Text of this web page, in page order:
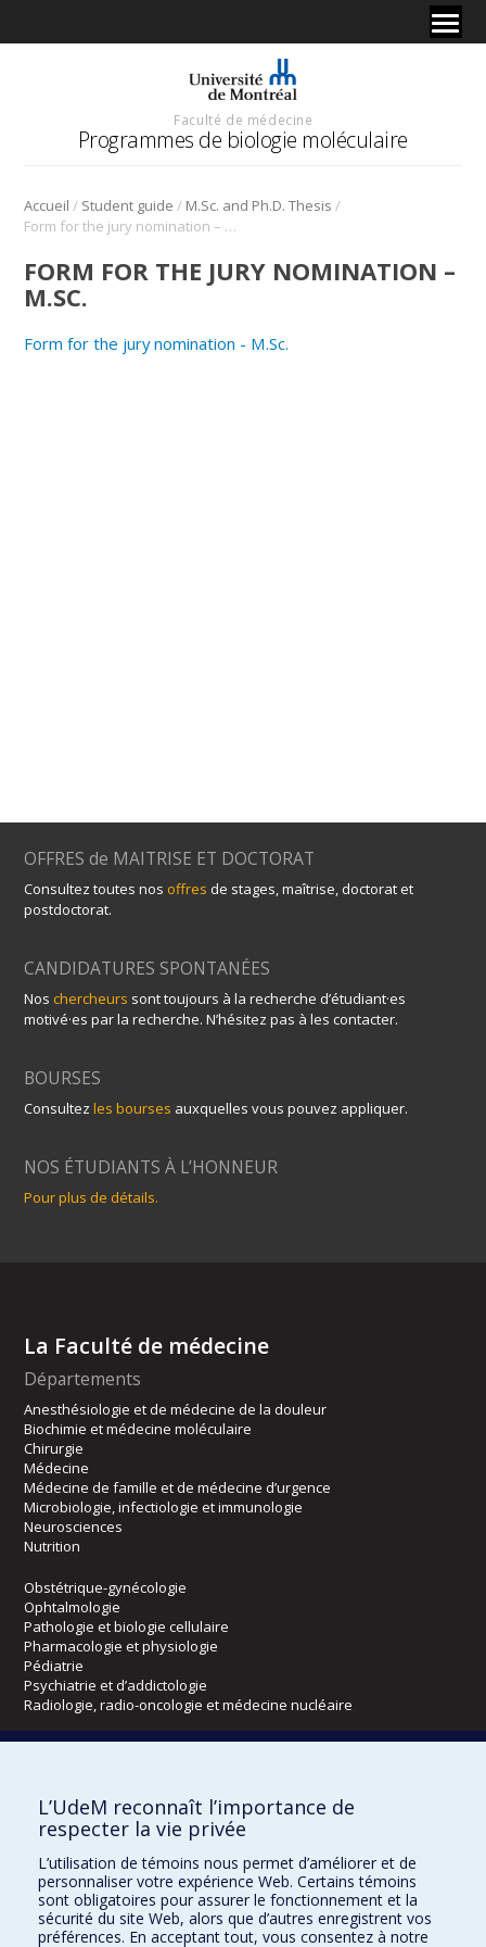
Faculté de médecine
Programmes de biologie moléculaire
Accueil / Student guide / M.Sc. and Ph.D. Thesis /
Form for the jury nomination – M.Sc.
FORM FOR THE JURY NOMINATION –
M.SC.
Form for the jury nomination - M.Sc.
OFFRES de MAITRISE ET DOCTORAT
Consultez toutes nos offres de stages, maîtrise, doctorat et
postdoctorat.
CANDIDATURES SPONTANÉES
Noschercheurs sont toujours à la recherche d’étudiant·es
motivé·es par la recherche. N’hésitez pas à les contacter.
BOURSES
Consultezles bourses auxquelles vous pouvez appliquer.
NOS ÉTUDIANTS À L’HONNEUR
Pour plus de détails.
La Faculté de médecine
Départements
Anesthésiologie et de médecine de la douleur
Biochimie et médecine moléculaire
Chirurgie
Médecine
Médecine de famille et de médecine d’urgence
Microbiologie, infectiologie et immunologie
Neurosciences
Nutrition
Obstétrique-gynécologie
Ophtalmologie
Pathologie et biologie cellulaire
Pharmacologie et physiologie
Pédiatrie
Psychiatrie et d’addictologie
Radiologie, radio-oncologie et médecine nucléaire
Kinésiologie et des sciences de l’activité physique
Orthophonie et audiologie
Directions
DPC
L’UdeM reconnaît l’importance de
respecter la vie privée
L’utilisation de témoins nous permet d’améliorer et de
personnaliser votre expérience Web. Certains témoins
sont obligatoires pour assurer le fonctionnement et la
sécurité du site Web, alors que d’autres enregistrent vos
préférences. En acceptant tout, vous consentez à notre